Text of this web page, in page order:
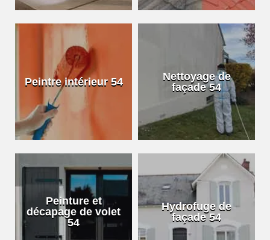
Peintre intérieur 54
Nettoyage de
façade 54
Peinture et
décapage de volet
54
Hydrofuge de
façade 54